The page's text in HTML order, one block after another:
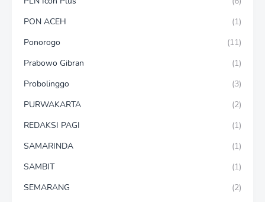
PON ACEH
(1)
Ponorogo
(11)
Prabowo Gibran
(1)
Probolinggo
(3)
PURWAKARTA
(2)
REDAKSI PAGI
(1)
SAMARINDA
(1)
SAMBIT
(1)
SEMARANG
(2)